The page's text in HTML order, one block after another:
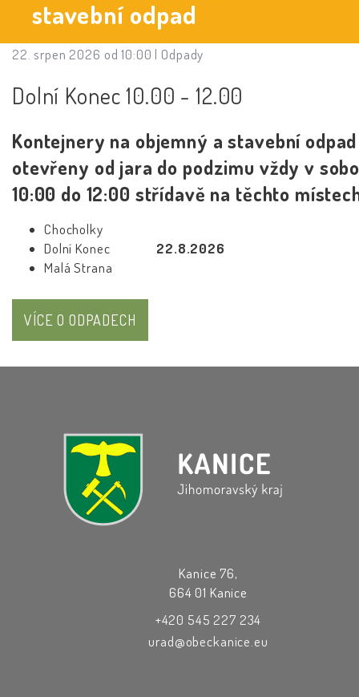
stavební odpad
22. srpen 2026 od 10:00 | Odpady
Dolní Konec 10.00 - 12.00
Kontejnery na objemný a stavební
otevřeny od jara do podzimu vždy v
10:00 do 12:00 střídavě na těchto
Chocholky
Dolní Konec
22.8.2026
Malá Strana
VÍCE O ODPADECH
Kanice 76,
664 01 Kanice
+420 545 227 234
urad@obeckanice.eu